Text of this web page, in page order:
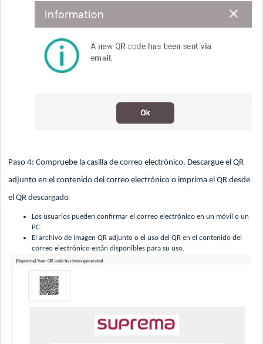
Paso 4: Compruebe la casilla de correo electrónico. Descargue el QR
adjunto en el contenido del correo electrónico o imprima el QR desde
el QR descargado
Los usuarios pueden confirmar el correo electrónico en un móvil o un
PC.
El archivo de imagen QR adjunto o el uso del QR en el contenido del
correo electrónico están disponibles para su uso.